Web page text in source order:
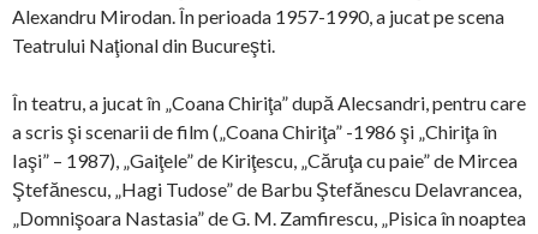
Alexandru Mirodan. În perioada 1957-1990, a jucat pe scena
Teatrului Naţional din Bucureşti.
În teatru, a jucat în „Coana Chiriţa” după Alecsandri, pentru care
a scris şi scenarii de film („Coana Chiriţa” -1986 şi „Chiriţa în
Iaşi” – 1987), „Gaiţele” de Kiriţescu, „Căruţa cu paie” de Mircea
Ştefănescu, „Hagi Tudose” de Barbu Ştefănescu Delavrancea,
„Domnişoara Nastasia” de G. M. Zamfirescu, „Pisica în noaptea